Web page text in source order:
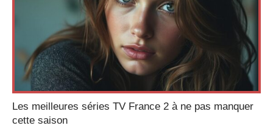
Les meilleures séries TV France 2 à ne pas manquer
cette saison